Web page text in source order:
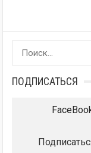
Найти:
ПОДПИСАТЬСЯ